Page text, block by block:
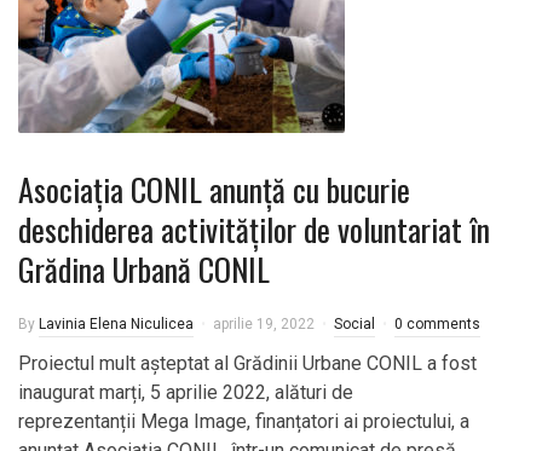
Asociația CONIL anunță cu bucurie
deschiderea activităților de voluntariat în
Grădina Urbană CONIL
By Lavinia Elena Niculicea aprilie 19, 2022 Social 0 comments
Proiectul mult așteptat al Grădinii Urbane CONIL a fost
inaugurat marți, 5 aprilie 2022, alături de
reprezentanții Mega Image, finanțatori ai proiectului, a